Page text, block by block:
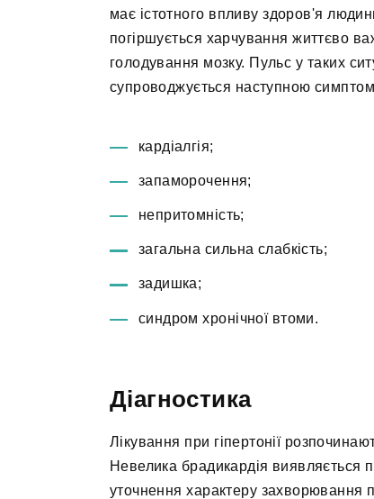
має істотного впливу здоров'я
погіршується харчування життєво
голодування мозку. Пульс у таких
супроводжується наступною
кардіалгія;
запаморочення;
непритомність;
загальна сильна слабкість;
задишка;
синдром хронічної втоми.
Діагностика
Лікування при гіпертонії
Невелика брадикардія виявляється
уточнення характеру захворювання